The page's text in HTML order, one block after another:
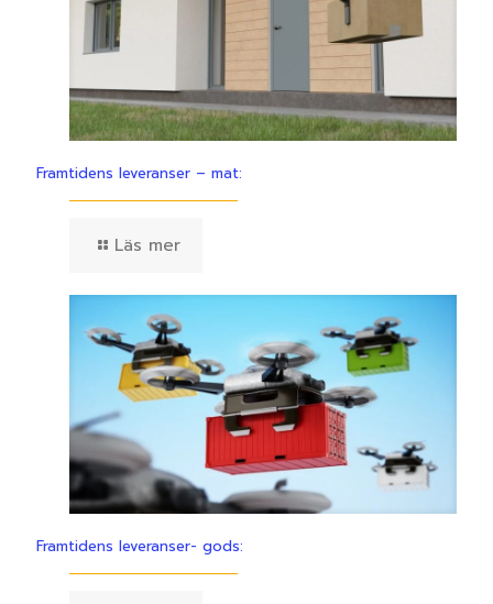
Framtidens leveranser – mat:
Läs mer
Framtidens leveranser- gods: